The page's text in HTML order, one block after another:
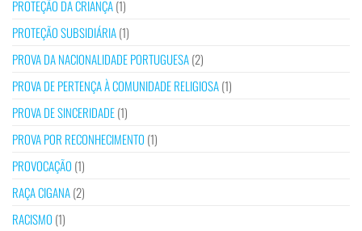
PROTEÇÃO DA CRIANÇA(1)
PROTEÇÃO SUBSIDIÁRIA(1)
PROVA DA NACIONALIDADE PORTUGUESA(2)
PROVA DE PERTENÇA À COMUNIDADE RELIGIOSA(1)
PROVA DE SINCERIDADE(1)
PROVA POR RECONHECIMENTO (1)
PROVOCAÇÃO (1)
RAÇA CIGANA(2)
RACISMO (1)